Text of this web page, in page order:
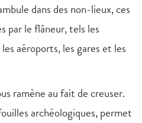
dans des non-lieux, ces
par le flâneur, tels les
aéroports, les gares et les
ramène au fait de creuser.
archéologiques, permet